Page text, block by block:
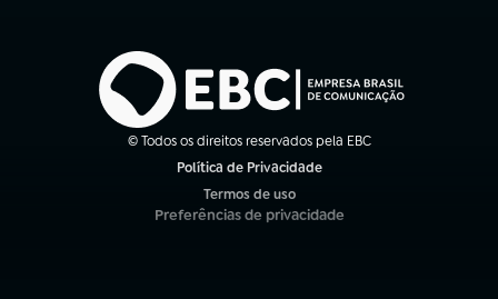
© Todos os direitos reservados pela EBC
Política de Privacidade
Termos de uso
(abre em nova aba)
Preferências de privacidade